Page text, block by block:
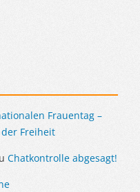
Frauentag –
Freiheit
Chatkontrolle abgesagt!